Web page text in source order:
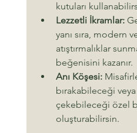
kutuları
Lezzetli İkramlar:
yanı sıra, modern
atıştırmalıklar
beğenisini kazanır.
Anı Köşesi:
bırakabileceği
çekebileceği özel
oluşturabilirsin.